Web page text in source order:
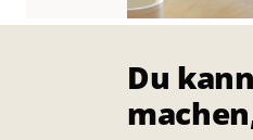
Du